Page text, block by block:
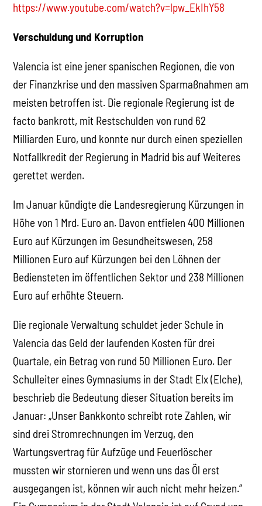
https://www.youtube.com/watch?v=lpw_EkIhY58
Verschuldung und Korruption
Valencia ist eine jener spanischen Regionen, die von
der Finanzkrise und den massiven Sparmaßnahmen am
meisten betroffen ist. Die regionale Regierung ist de
facto bankrott, mit Restschulden von rund 62
Milliarden Euro, und konnte nur durch einen speziellen
Notfallkredit der Regierung in Madrid bis auf Weiteres
gerettet werden.
Im Januar kündigte die Landesregierung Kürzungen in
Höhe von 1 Mrd. Euro an. Davon entfielen 400 Millionen
Euro auf Kürzungen im Gesundheitswesen, 258
Millionen Euro auf Kürzungen bei den Löhnen der
Bediensteten im öffentlichen Sektor und 238 Millionen
Euro auf erhöhte Steuern.
Die regionale Verwaltung schuldet jeder Schule in
Valencia das Geld der laufenden Kosten für drei
Quartale, ein Betrag von rund 50 Millionen Euro. Der
Schulleiter eines Gymnasiums in der Stadt Elx (Elche),
beschrieb die Bedeutung dieser Situation bereits im
Januar: „Unser Bankkonto schreibt rote Zahlen, wir
sind drei Stromrechnungen im Verzug, den
Wartungsvertrag für Aufzüge und Feuerlöscher
mussten wir stornieren und wenn uns das Öl erst
ausgegangen ist, können wir auch nicht mehr heizen.“